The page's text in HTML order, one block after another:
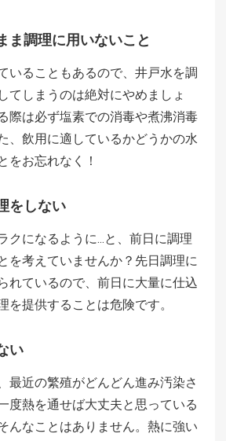
ま調理に用いないこと
いることもあるので、井戸水を調
てしまうのは絶対にやめましょ
際は必ず塩素での消毒や煮沸消毒
、飲用に適しているかどうかの水
をお忘れなく！
をしない
クになるように…と、前日に調理
を考えていませんか？先日調理に
れているので、前日に大量に仕込
を提供することは危険です。
い
最近の繁殖がどんどん進み汚染さ
度熱を通せば大丈夫と思っている
んなことはありません。熱に強い